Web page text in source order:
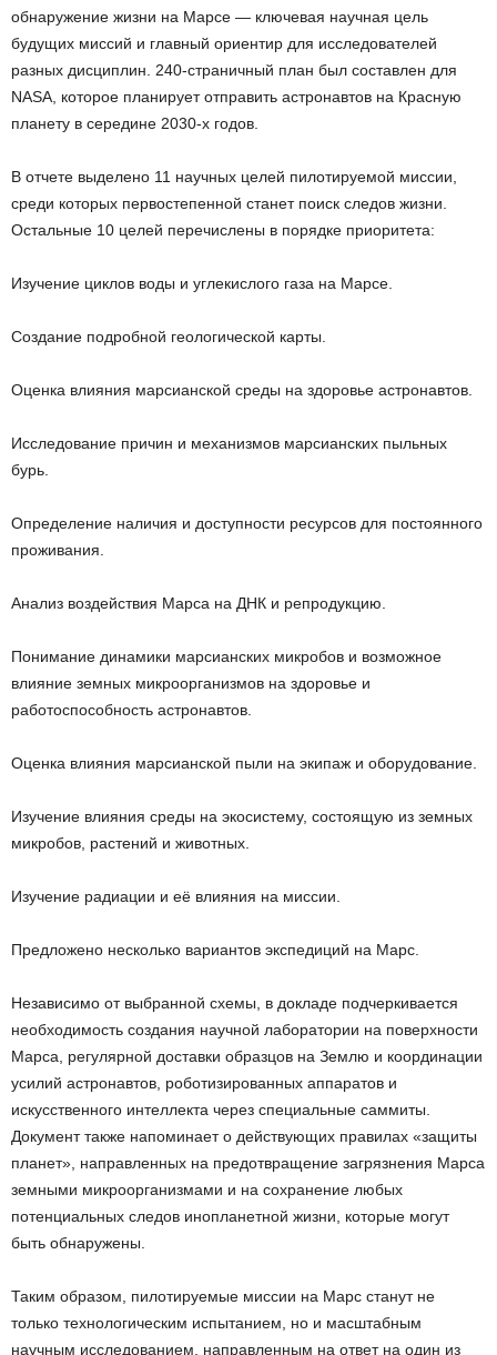
обнаружение жизни на Марсе — ключевая научная цель
будущих миссий и главный ориентир для исследователей
разных дисциплин. 240-страничный план был составлен для
NASA, которое планирует отправить астронавтов на Красную
планету в середине 2030-х годов.
В отчете выделено 11 научных целей пилотируемой миссии,
среди которых первостепенной станет поиск следов жизни.
Остальные 10 целей перечислены в порядке приоритета:
Изучение циклов воды и углекислого газа на Марсе.
Создание подробной геологической карты.
Оценка влияния марсианской среды на здоровье астронавтов.
Исследование причин и механизмов марсианских пыльных
бурь.
Определение наличия и доступности ресурсов для постоянного
проживания.
Анализ воздействия Марса на ДНК и репродукцию.
Понимание динамики марсианских микробов и возможное
влияние земных микроорганизмов на здоровье и
работоспособность астронавтов.
Оценка влияния марсианской пыли на экипаж и оборудование.
Изучение влияния среды на экосистему, состоящую из земных
микробов, растений и животных.
Изучение радиации и её влияния на миссии.
Предложено несколько вариантов экспедиций на Марс.
Независимо от выбранной схемы, в докладе подчеркивается
необходимость создания научной лаборатории на поверхности
Марса, регулярной доставки образцов на Землю и координации
усилий астронавтов, роботизированных аппаратов и
искусственного интеллекта через специальные саммиты.
Документ также напоминает о действующих правилах «защиты
планет», направленных на предотвращение загрязнения Марса
земными микроорганизмами и на сохранение любых
потенциальных следов инопланетной жизни, которые могут
быть обнаружены.
Таким образом, пилотируемые миссии на Марс станут не
только технологическим испытанием, но и масштабным
научным исследованием, направленным на ответ на один из